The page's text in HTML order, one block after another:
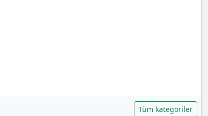
Tüm kategoriler